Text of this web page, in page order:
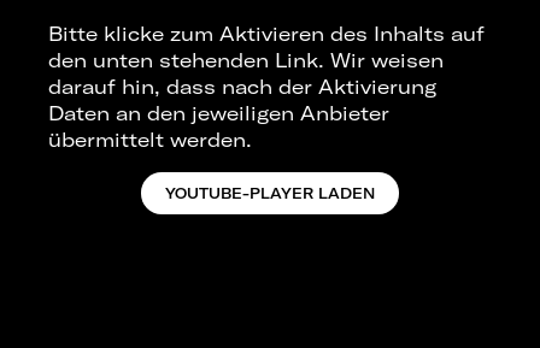
Bitte klicke zum Aktivieren des Inhalts auf
den unten stehenden Link. Wir weisen
darauf hin, dass nach der Aktivierung
Daten an den jeweiligen Anbieter
übermittelt werden.
YOUTUBE-PLAYER LADEN